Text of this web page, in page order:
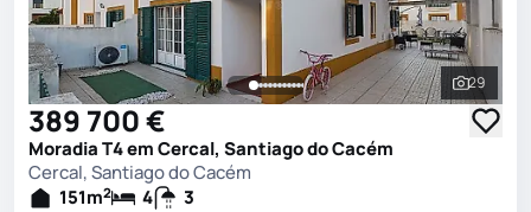
Ver
29
389 700 €
Moradia T4 em Cercal, Santiago do Cacém
Cercal, Santiago do Cacém
151m2 4 3